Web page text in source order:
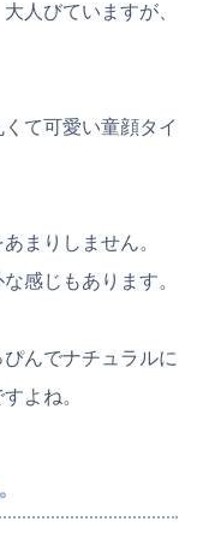
人びていますが、
て可愛い童顔タイ
まりしません。
感じもあります。
んでナチュラルに
よね。